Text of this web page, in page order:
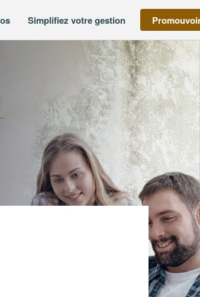
Simplifiez votre gestion